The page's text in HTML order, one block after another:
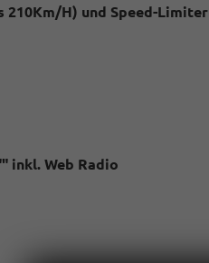
210Km/H) und Speed-Limiter
inkl. Web Radio